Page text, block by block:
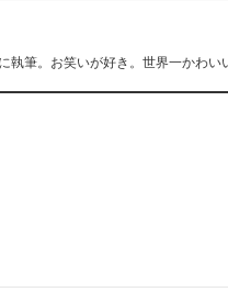
執筆。お笑いが好き。世界一かわい